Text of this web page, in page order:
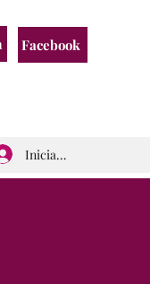
Facebook
Iniciar sesión